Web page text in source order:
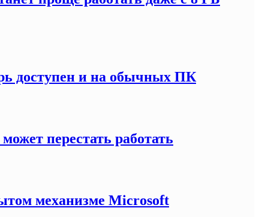
доступен и на обычных ПК
перестать работать
механизме Microsoft